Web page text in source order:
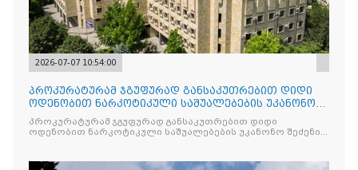
2026-07-07 10:54:00
პროკურატურამ ჯგუფურად განსაკუთრებით დიდი
ოდენობით ნარკოტიკული საშუალებების უკანონო
შეძენის, შენახვის
პროკურატურამ ჯგუფურად განსაკუთრებით დიდი
ოდენობით ნარკოტიკული საშუალებების უკანონო შეძენის,